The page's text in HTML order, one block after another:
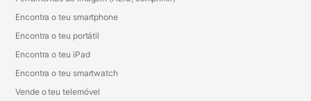
Encontra o teu smartphone
Encontra o teu portátil
Encontra o teu iPad
Encontra o teu smartwatch
Vende o teu telemóvel